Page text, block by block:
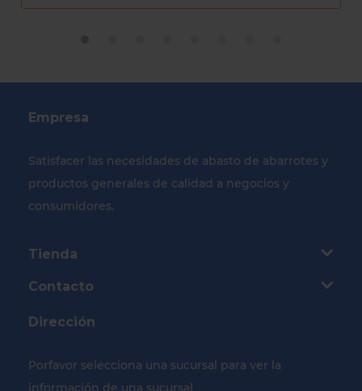
Empresa
Satisfacer las necesidades de abasto de abarrotes y
productos generales de calidad a negocios y
consumidores.
Tienda
Contacto
Dirección
Porfavor selecciona una sucursal para ver la
información de una sucursal